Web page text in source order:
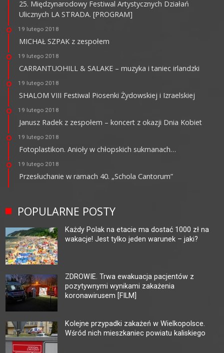
25. Międzynarodowy Festiwal Artystycznych Działań
Ulicznych LA STRADA. [PROGRAM]
19 lutego 2018
MICHAŁ SZPAK z zespołem
19 lutego 2018
CARRANTUOHILL & SALAKE – muzyka i taniec irlandzki
19 lutego 2018
SHALOM VIII Festiwal Piosenki Żydowskiej i Izraelskiej
19 lutego 2018
Janusz Radek z zespołem – koncert z okazji Dnia Kobiet
19 lutego 2018
Fotoplastikon. Anioły w chłopskich sukmanach…
19 lutego 2018
Przesłuchanie w ramach 40. „Schola Cantorum”
POPULARNE POSTY
Każdy Polak na etacie ma dostać 1000 zł na
wakacje! Jest tylko jeden warunek – jaki?
ZDROWIE. Trwa ewakuacja pacjentów z
pozytywnymi wynikami zakażenia
koronawirusem [FILM]
Kolejne przypadki zakażeń w Wielkopolsce.
Wśród nich mieszkaniec powiatu kaliskiego